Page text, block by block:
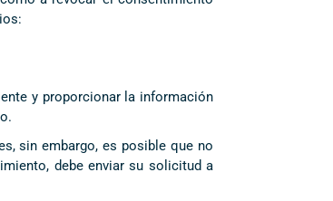
y proporcionar la información
sin embargo, es posible que no
debe enviar su solicitud a